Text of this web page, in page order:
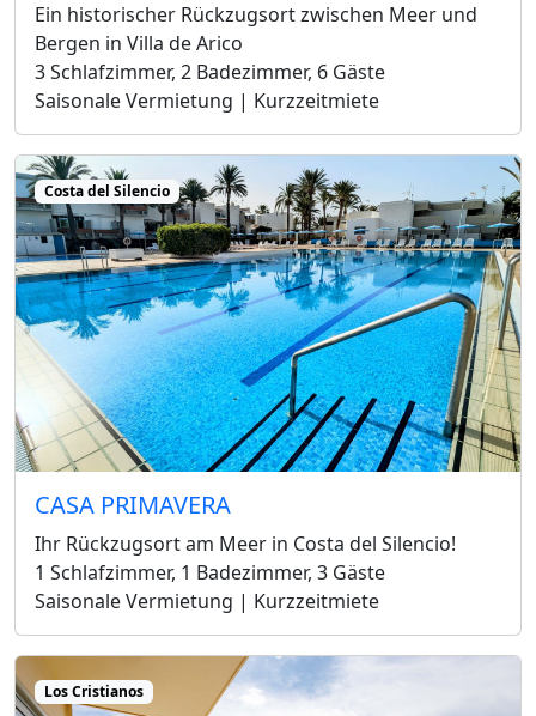
Ein historischer Rückzugsort zwischen Meer und
Bergen in Villa de Arico
3 Schlafzimmer, 2 Badezimmer, 6 Gäste
Saisonale Vermietung | Kurzzeitmiete
Costa del Silencio
CASA PRIMAVERA
Ihr Rückzugsort am Meer in Costa del Silencio!
1 Schlafzimmer, 1 Badezimmer, 3 Gäste
Saisonale Vermietung | Kurzzeitmiete
Los Cristianos